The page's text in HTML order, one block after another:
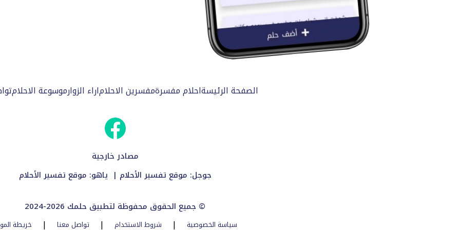
الصفحة الرئيسةاحلام مفسرةمفسرين الاحلاماراء الزوارموسوعة الاحلام
مصادر خارجية
جوجل: موقع تفسير الأحلام | ياهو: موقع تفسير الأحلام
2024-2026 جميع الحقوق محفوظة لتطبيق حلمك ©
سياسة الخصوصية | شروط الاستخدام | تواصل معنا | خريطة